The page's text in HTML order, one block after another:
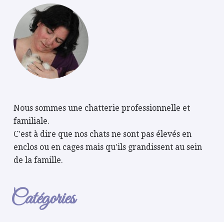
Nous sommes une chatterie professionnelle et
familiale.
C'est à dire que nos chats ne sont pas élevés en
enclos ou en cages mais qu'ils grandissent au sein
de la famille.
Catégories